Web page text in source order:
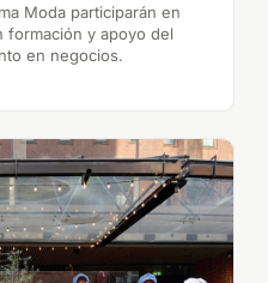
Moda participarán en
formación y apoyo del
en negocios.